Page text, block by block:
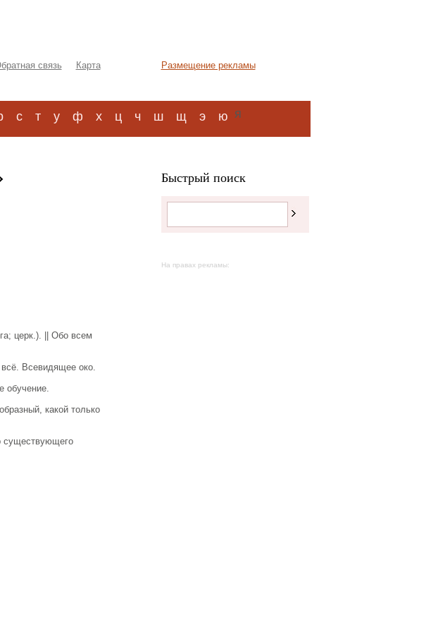
связь
Карта
Размещение рекламы
с т у ф х ц ч ш щ э ю я
церк.). || Обо всем
Всевидящее око.
обучение.
какой только
Быстрый поиск
На правах рекламы: